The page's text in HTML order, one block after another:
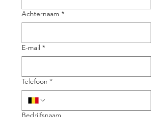
Achternaam *
E-mail *
Telefoon *
Bedrijfsnaam